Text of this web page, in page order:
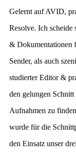
Gelernt auf AVID,
Resolve. Ich scheide
& Dokumentationen
Sender, als auch
studierter Editor &
den gelungen
Aufnahmen zu
wurde für die
den Einsatz unser